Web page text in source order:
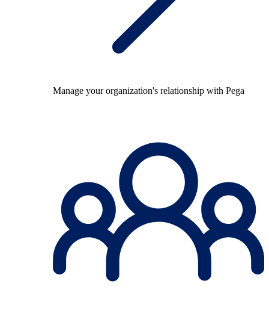
Manage your organization's relationship with Pega